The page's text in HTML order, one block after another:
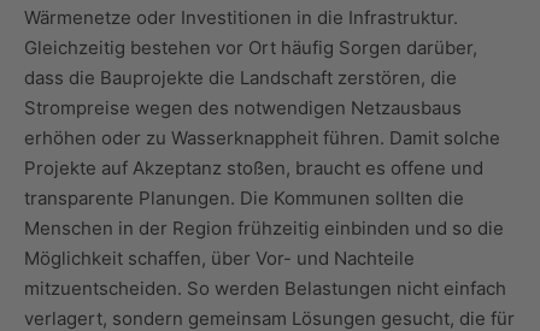
Wärmenetze oder Investitionen in die Infrastruktur.
Gleichzeitig bestehen vor Ort häufig Sorgen darüber,
dass die Bauprojekte die Landschaft zerstören, die
Strompreise wegen des notwendigen Netzausbaus
erhöhen oder zu Wasserknappheit führen. Damit solche
Projekte auf Akzeptanz stoßen, braucht es offene und
transparente Planungen. Die Kommunen sollten die
Menschen in der Region frühzeitig einbinden und so die
Möglichkeit schaffen, über Vor- und Nachteile
mitzuentscheiden. So werden Belastungen nicht einfach
verlagert, sondern gemeinsam Lösungen gesucht, die für